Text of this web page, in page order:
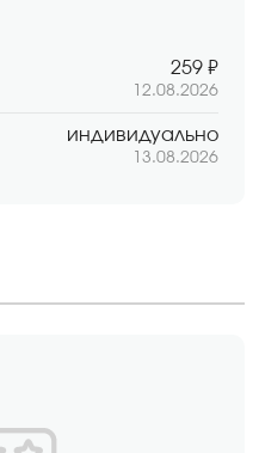
259 ₽
12.08.2026
индивидуально
13.08.2026